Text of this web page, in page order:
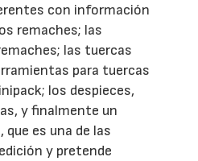
con información
remaches; las
las tuercas
para tuercas
los despieces,
y finalmente un
es una de las
y pretende